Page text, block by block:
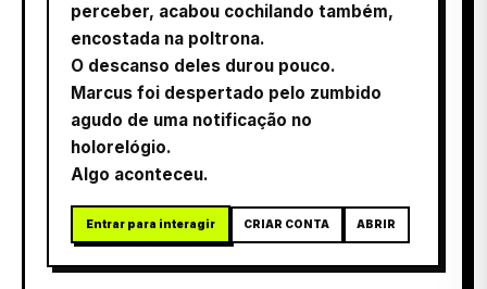
perceber, acabou cochilando também,
encostada na poltrona.
O descanso deles durou pouco.
Marcus foi despertado pelo zumbido
agudo de uma notificação no
holorelógio.
Algo aconteceu.
Entrar para interagir CRIAR CONTA ABRIR